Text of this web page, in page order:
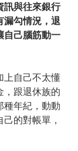
訊與往來銀行
漏勾情況，退
自己腦筋動一
上自己不太懂
，跟退休族的
種年紀，動動
的對帳單，